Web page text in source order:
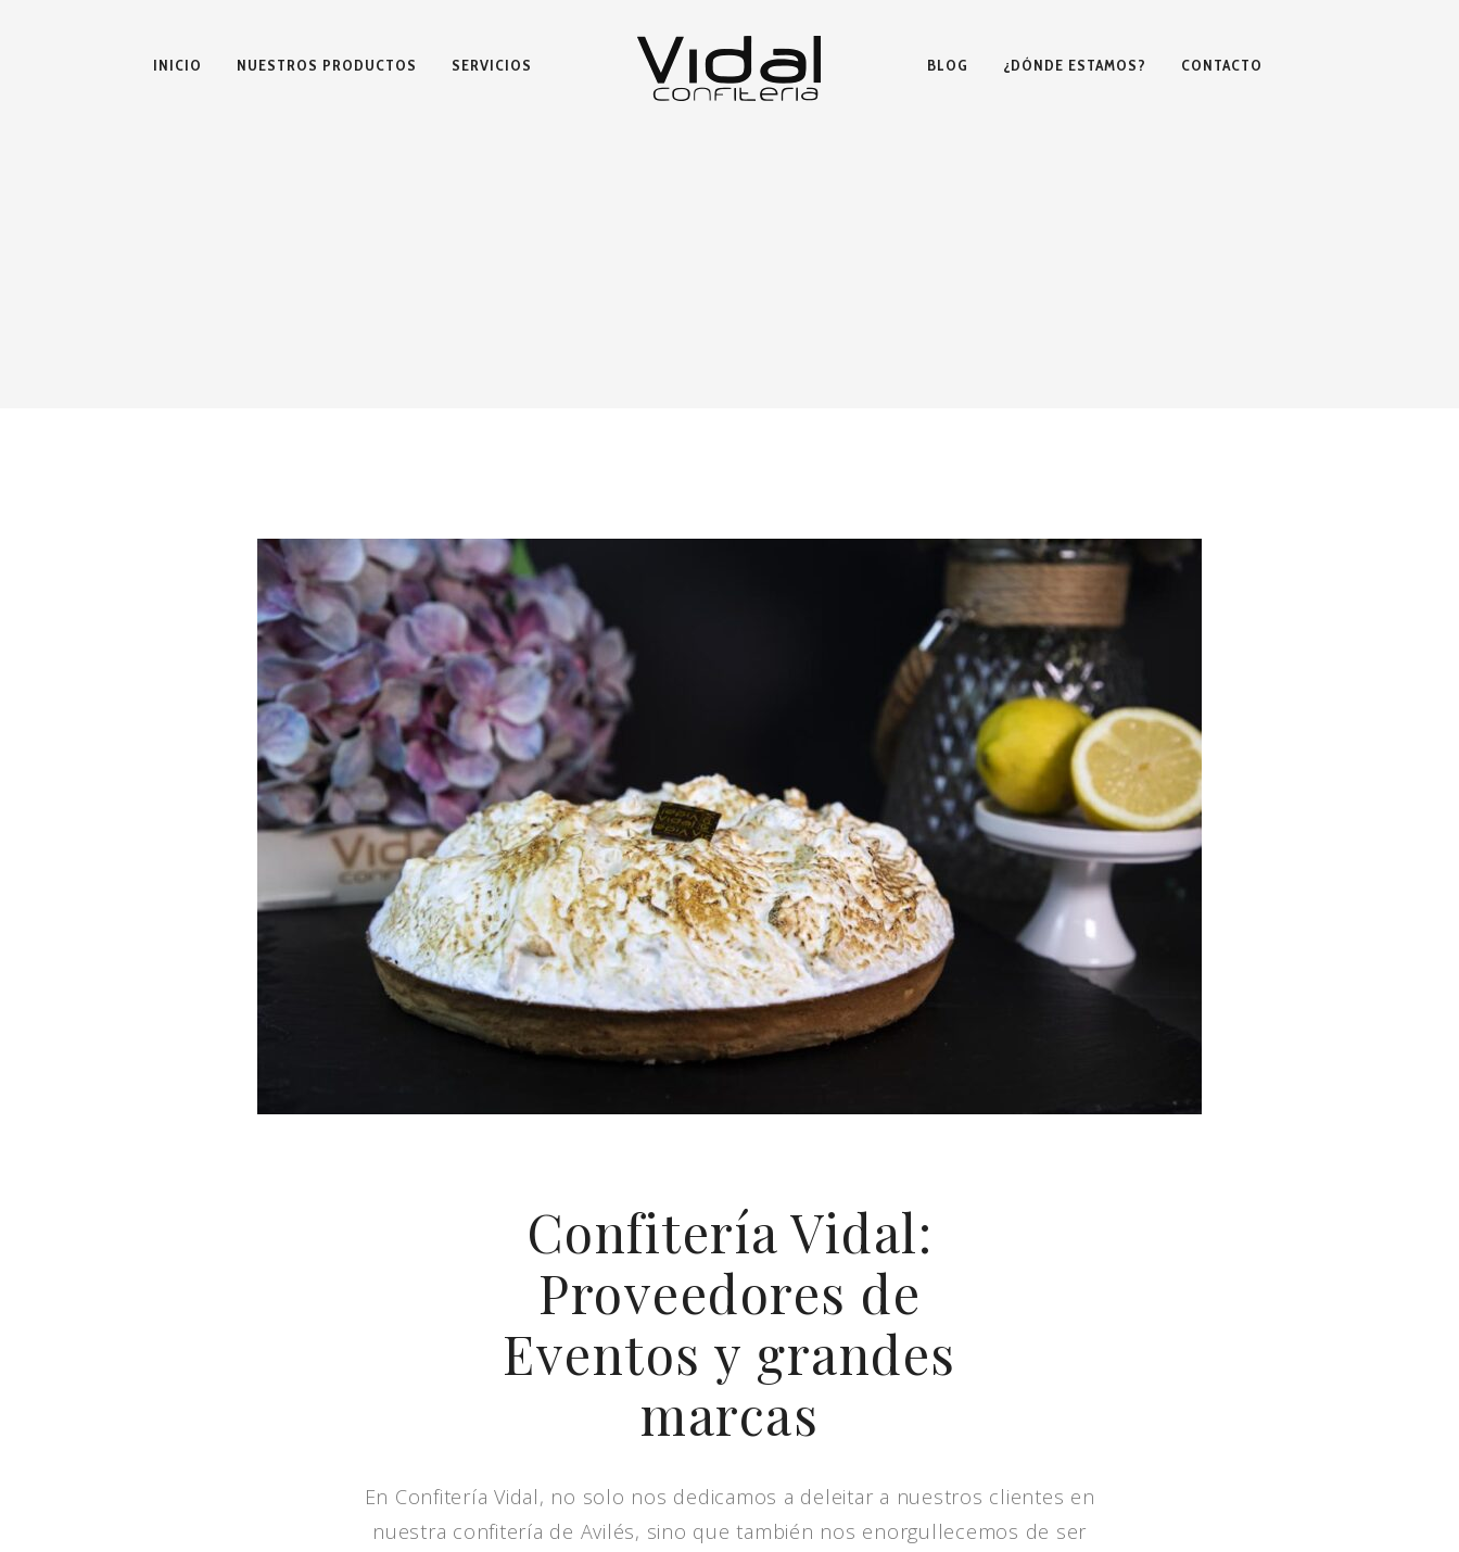
INICIO NUESTROS PRODUCTOS SERVICIOS BLOG ¿DÓNDE ESTAMOS? CONTACTO
Confitería Vidal:
Proveedores de
Eventos y grandes
marcas
En Confitería Vidal, no solo nos dedicamos a deleitar a nuestros clientes en
nuestra confitería de Avilés, sino que también nos enorgullecemos de ser